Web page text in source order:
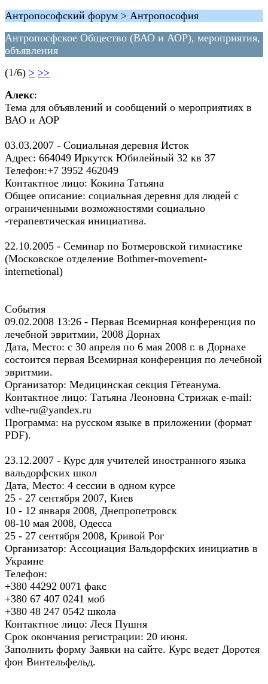
Антропософский форум > Антропософия
Антропосфское Общество (ВАО и АОР), мероприятия,
объявления
(1/6) > >>
Алекс:
Тема для объявлений и сообщений о мероприятиях в
ВАО и АОР
03.03.2007 - Социальная деревня Исток
Адрес: 664049 Иркутск Юбилейный 32 кв 37
Телефон:+7 3952 462049
Контактное лицо: Кокина Татьяна
Общее описание: социальная деревня для людей с
ограниченными возможностями социально
-терапевтическая инициатива.
22.10.2005 - Семинар по Ботмеровской гимнастике
(Московское отделение Bothmer-movement-
internetional)
События
09.02.2008 13:26 - Первая Всемирная конференция по
лечебной эвритмии, 2008 Дорнах
Дата, Место: с 30 апреля по 6 мая 2008 г. в Дорнахе
состоится первая Всемирная конференция по лечебной
эвритмии.
Организатор: Медицинская секция Гётеанума.
Контактное лицо: Татьяна Леоновна Стрижак e-mail:
vdhe-ru@yandex.ru
Программа: на русском языке в приложении (формат
PDF).
23.12.2007 - Курс для учителей иностранного языка
вальдорфских школ
Дата, Место: 4 сессии в одном курсе
25 - 27 сентября 2007, Киев
10 - 12 января 2008, Днепропетровск
08-10 мая 2008, Одесса
25 - 27 сентября 2008, Кривой Рог
Организатор: Ассоциация Вальдорфских инициатив в
Украине
Телефон:
+380 44292 0071 факс
+380 67 407 0241 моб
+380 48 247 0542 школа
Контактное лицо: Леся Пушня
Срок окончания регистрации: 20 июня.
Заполнить форму Заявки на сайте. Курс ведет Доротея
фон Винтельфельд.